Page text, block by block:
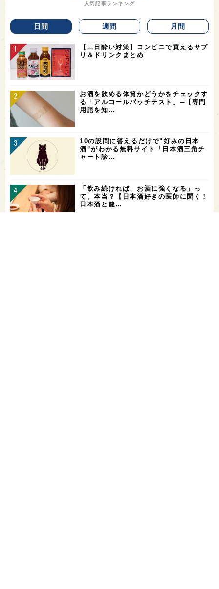
人気記事ランキング
日間 週間 月間
【二日酔い対策】コンビニで買えるサプ
リ＆ドリンクまとめ
お酒を飲める体質かどうかをチェックす
る「アルコールパッチテスト」─【専門
用語を知…
10の設問に答えるだけで“好みの日本
酒”がわかる無料サイト「日本酒三角チ
ャート診…
「飲み続ければ、お酒に強くなる」っ
て、本当？【日本酒好きの医師に聞く！
日本酒と健…